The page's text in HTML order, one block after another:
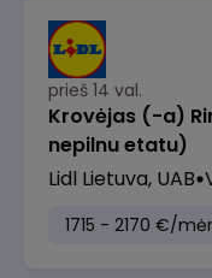
prieš 14 val.
Krovėjas (-a)
nepilnu etatu)
Lidl Lietuva, UAB
1715 - 2170 €/